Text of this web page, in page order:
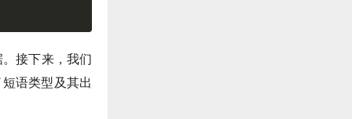
接下来，我们
语类型及其出